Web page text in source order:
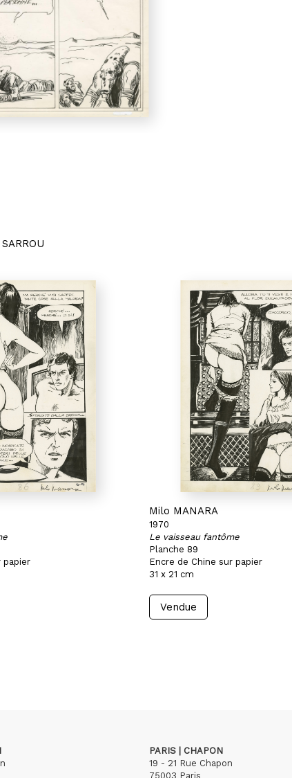
papier
Milo MANARA
1970
Le vaisseau fantôme
Planche 89
Encre de Chine sur papier
31 x 21 cm
Vendue
PARIS | CHAPON
19 - 21 Rue Chapon
75003 Paris